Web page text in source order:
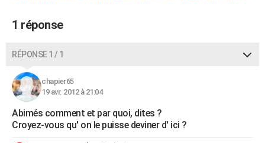
CARTE DE VOEUX
Carte de Noël
Carte Bonne année
Carte Saint-Valentin
Carte Pâques
Carte d'anniversaire
DICTIONNAIRE
Dictionnaire
Biographies
Citations
Expressions
Proverbes
PROGRAMME TV
S'inscrire
Se connecter
Lycées
Collèges
Primaires
Universités
Entreprises
Service militaire
Avis de recherche
AVIS DE DÉCÈS
1 réponse
RÉPONSE 1 / 1
chapier65
19 avr. 2012 à 21:04
Abimés comment et par quoi, dites ?
Croyez-vous qu' on le puisse deviner d' ici ?